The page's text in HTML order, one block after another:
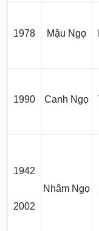
1978 Mậu Ngọ
1990 Canh Ngọ
1942
2002
Nhâm Ngọ